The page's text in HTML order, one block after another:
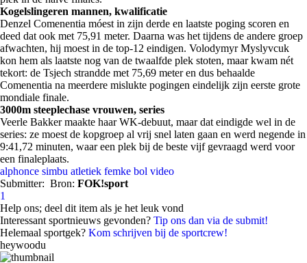
Kogelslingeren mannen, kwalificatie
Denzel Comenentia móest in zijn derde en laatste poging scoren en
deed dat ook met 75,91 meter. Daarna was het tijdens de andere groep
afwachten, hij moest in de top-12 eindigen. Volodymyr Myslyvcuk
kon hem als laatste nog van de twaalfde plek stoten, maar kwam nét
tekort: de Tsjech strandde met 75,69 meter en dus behaalde
Comenentia na meerdere mislukte pogingen eindelijk zijn eerste grote
mondiale finale.
3000m steeplechase vrouwen, series
Veerle Bakker maakte haar WK-debuut, maar dat eindigde wel in de
series: ze moest de kopgroep al vrij snel laten gaan en werd negende in
9:41,72 minuten, waar een plek bij de beste vijf gevraagd werd voor
een finaleplaats.
alphonce simbu atletiek femke bol video
Submitter: Bron: FOK!sport
1
Help ons; deel dit item als je het leuk vond
Interessant sportnieuws gevonden? Tip ons dan via de submit!
Helemaal sportgek? Kom schrijven bij de sportcrew!
heywoodu